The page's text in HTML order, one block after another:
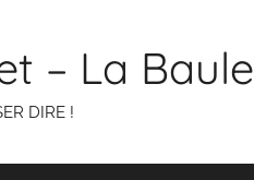
– La Baule
DIRE !